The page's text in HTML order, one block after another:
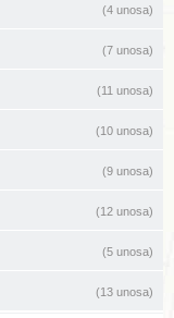
(4 unosa)
(7 unosa)
(11 unosa)
(10 unosa)
(9 unosa)
(12 unosa)
(5 unosa)
(13 unosa)